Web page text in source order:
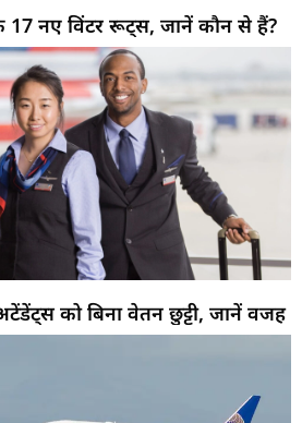
नए विंटर रूट्स, जानें कौन से हैं?
को बिना वेतन छुट्टी, जानें वजह